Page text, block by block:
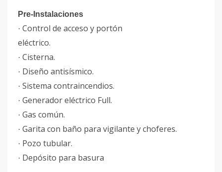
Pre-Instalaciones
· Control de acceso y portón
eléctrico.
· Cisterna.
· Diseño antisísmico.
· Sistema contraincendios.
· Generador eléctrico Full.
· Gas común.
· Garita con baño para vigilante y choferes.
· Pozo tubular.
· Depósito para basura